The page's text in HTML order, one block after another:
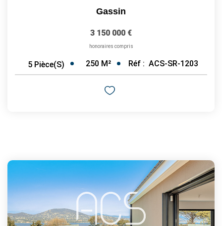
Gassin
3 150 000 €
honoraires compris
5 Pièce(s) 250 M² Réf : ACS-SR-1203